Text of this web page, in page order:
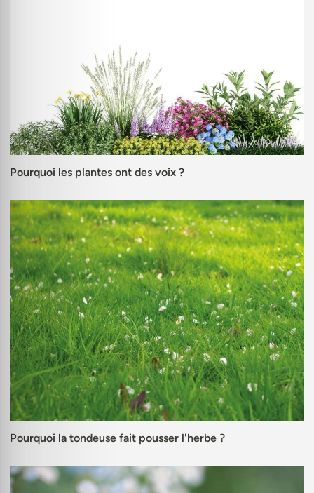
Pourquoi les plantes ont des voix ?
Pourquoi la tondeuse fait pousser l'herbe ?